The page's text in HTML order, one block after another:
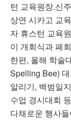
턴 교육원장.신
상연 시카고 교
자 휴스턴 교육
이 개회식과 폐
한편, 올해 학술
Spelling Bee)
알리기, 백범일
수업 경시대회
다채로운 행사